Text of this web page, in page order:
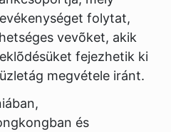
folytat,
vevõket, akik
fejezhetik ki
megvétele iránt.
és